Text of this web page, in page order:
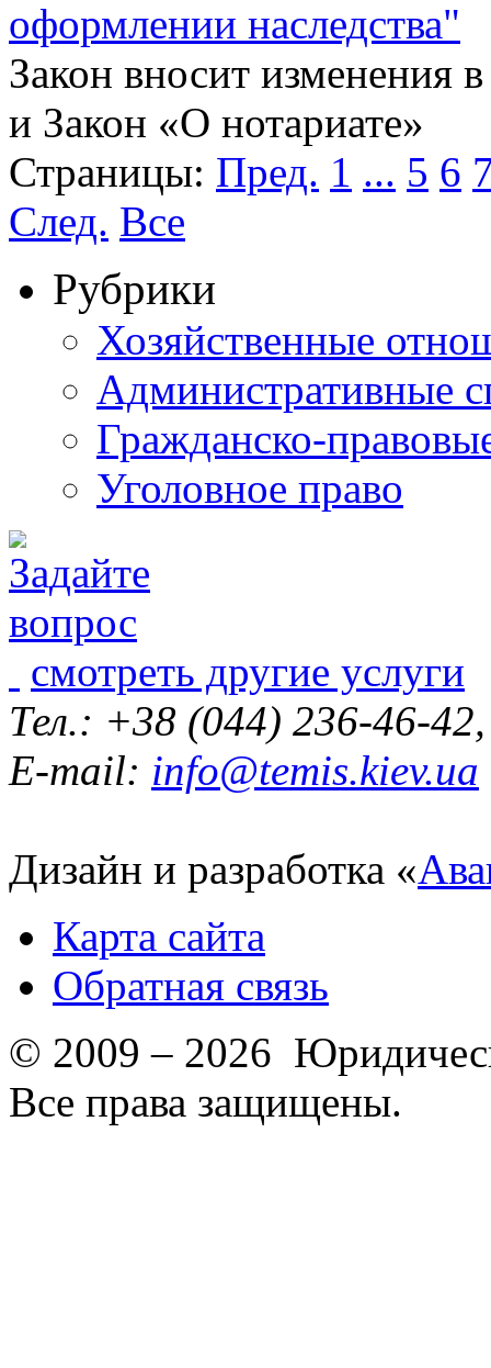
оформлении наследства"
Закон вносит изменения
и Закон «О нотариате»
Страницы: Пред. 1 ... 5 6
След. Все
Рубрики
Хозяйственные
Административные
Гражданско-
Уголовное право
смотреть другие услуги
Тел.: +38 (044) 236-46-
E-mail: info@temis.kiev.ua
Дизайн и разработка «
Карта сайта
Обратная связь
© 2009 – 2026
Все права защищены.